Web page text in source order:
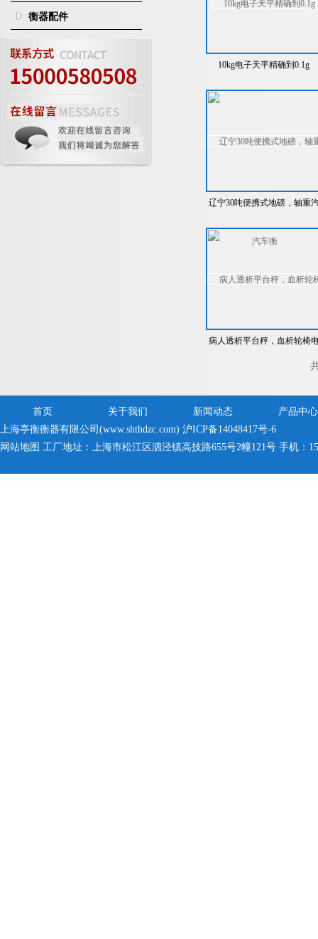
衡器配件
10kg电子天平精确到0.1g
辽宁30吨便携式地磅，轴重
病人透析平台秤，血析轮椅
首页 关于我们 新闻动态
产品中心
上海亭衡衡器有限公司(www.shthdzc.com) 沪ICP备14048417号-6
网站地图 工厂地址：上海市松江区泗泾镇高技路655号2幢121号 手机：